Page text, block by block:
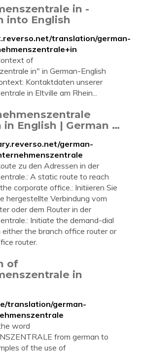
in -
into English
translation/german-
of
in" in German-English
Kontaktdaten unserer
in Eltville am Rhein...
English | German …
german-
zu den Adressen in der
A static route to reach
corporate office.: Initiieren Sie
hergestellte Verbindung vom
oder dem Router in der
Initiate the demand-dial
the branch office router or
router.
of
in
translation/german-
word
from german to
of the use of